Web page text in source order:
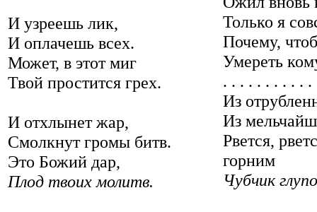
Только я
Почему,
Умереть
. . . . . . . . . . .
Из
Из
Рвется,
горним
Чубчик
И узреешь лик,
И оплачешь всех.
Может, в этот миг
Твой простится грех.
И отхлынет жар,
Смолкнут громы битв.
Это Божий дар,
Плод твоих молитв.